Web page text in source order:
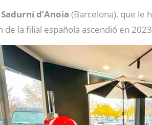
d’Anoia (Barcelona), que le
la filial española ascendió en